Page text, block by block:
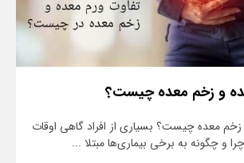
و زخم معده چیست؟
معده چیست؟ بسیاری از افراد گاهی اوقات
و چگونه به برخی بیماری‌ها مبتلا ...